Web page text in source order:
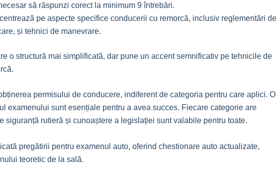
să răspunzi corect la minimum 9 întrebări.
pe aspecte specifice conducerii cu remorcă, inclusiv reglementări de
și tehnici de manevrare.
o structură mai simplificată, dar pune un accent semnificativ pe tehnicile de
permisului de conducere, indiferent de categoria pentru care aplici. O
examenului sunt esențiale pentru a avea succes. Fiecare categorie are
rutieră și cunoaștere a legislației sunt valabile pentru toate.
pregătirii pentru examenul auto, oferind chestionare auto actualizate,
teoretic de la sală.